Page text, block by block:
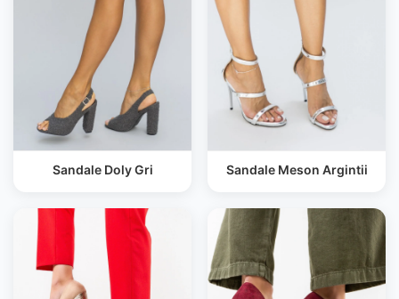
Sandale Doly Gri Sandale Meson Argintii